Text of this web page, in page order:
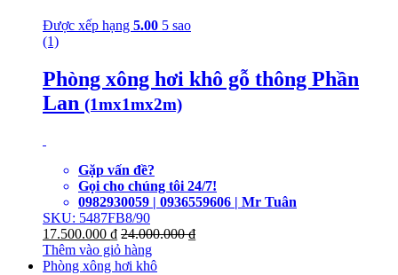
Được xếp hạng 5.00 5 sao
(1)
Phòng xông hơi khô gỗ thông Phần
Lan (1mx1mx2m)
Gặp vấn đề?
Gọi cho chúng tôi 24/7!
0982930059 | 0936559606 | Mr Tuân
SKU: 5487FB8/90
17.500.000 ₫ 24.000.000₫
Thêm vào giỏ hàng
Phòng xông hơi khô